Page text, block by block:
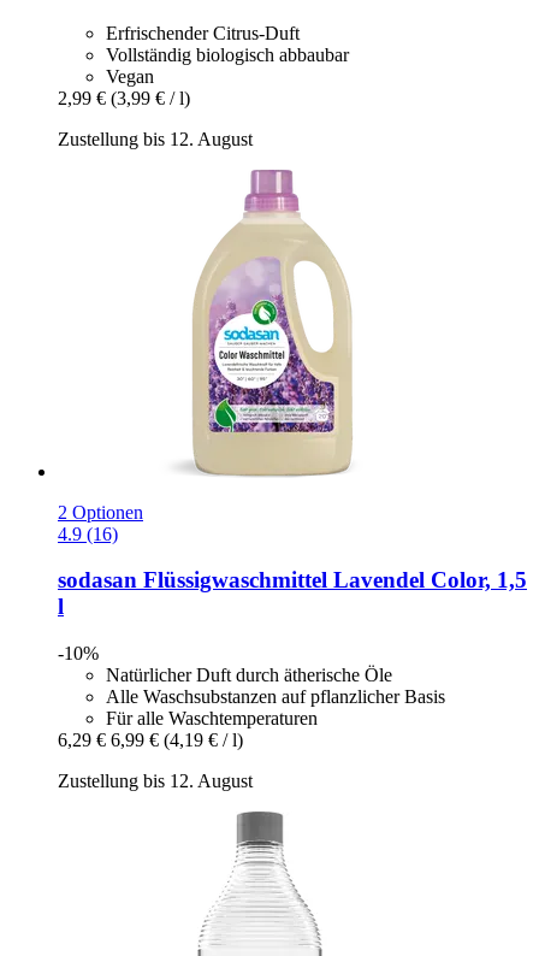
Erfrischender Citrus-Duft
Vollständig biologisch abbaubar
Vegan
2,99 € (3,99 € / l)
Zustellung bis 12. August
2 Optionen
4.9 (16)
sodasan Flüssigwaschmittel Lavendel Color, 1,5
l
-10%
Natürlicher Duft durch ätherische Öle
Alle Waschsubstanzen auf pflanzlicher Basis
Für alle Waschtemperaturen
6,29 € 6,99 € (4,19 € / l)
Zustellung bis 12. August